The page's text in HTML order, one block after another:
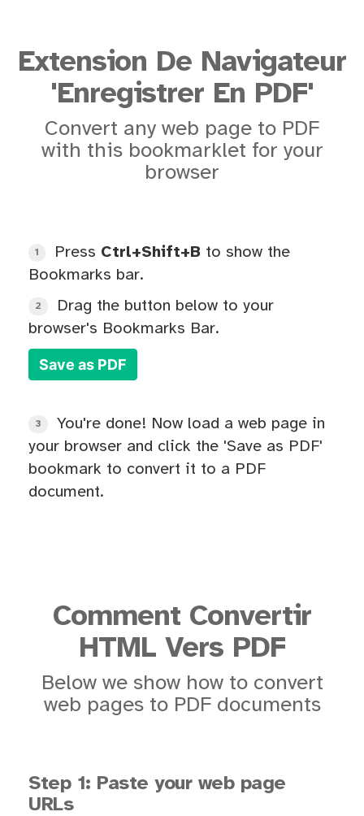
Extension De Navigateur
'Enregistrer En PDF'
Convert any web page to PDF
with this bookmarklet for your
browser
1 Press Ctrl+Shift+B to show the
Bookmarks bar.
2
Drag the button below to your
browser's Bookmarks Bar.
Save as PDF
3
You're done! Now load a web page in
your browser and click the 'Save as PDF'
bookmark to convert it to a PDF
document.
Comment Convertir
HTML Vers PDF
Below we show how to convert
web pages to PDF documents
Step 1: Paste your web page
URLs